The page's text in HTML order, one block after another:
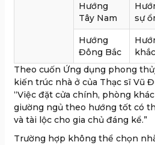
Hướng
Tây Nam
sự
Hướng
Đông Bắc
Theo cuốn Ứng dụng phong
kiến trúc nhà ở của Thạc sĩ Vũ
“Việc đặt cửa chính, phòng
giường ngủ theo hướng tốt có
và tài lộc cho gia chủ đáng kể.”
Trường hợp không thể chọn